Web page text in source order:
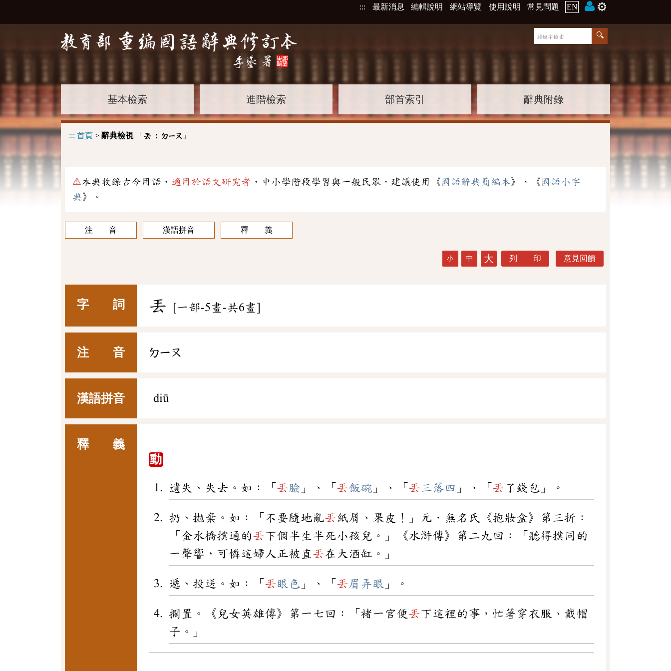
::: 最新消息 編輯說明 網站導覽 使用說明 常見問題 EN ⚙️
基本檢索 進階檢索 部首索引 辭典附錄
::: 首頁 > 辭典檢視「 丟 : ㄉㄧㄡ 」
⚠本典收錄古今用語， 適用於語文研究者 ，中小學階段學習與一般民眾，建議使用《 國語辭典簡編本》、《 國語小字
典》。
注 音 漢語拼音 釋 義
小 中 大 列 印 意見回饋
字 詞 丟 [一部-5畫-共6畫]
注 音 ㄉㄧㄡ
漢語拼音 diū
釋 義
動
遺失、失去。如：「 丟臉 」、「 丟飯碗 」、「 丟 三落四 」、「 丟 了錢包」。
扔、拋棄。如：「不要隨地亂丟紙屑、果皮！」元．無名氏《抱妝盒》第三折：
「金水橋撲通的丟下個半生半死小孩兒。」《水滸傳》第二九回：「聽得撲同的
一聲響，可憐這婦人正被直 丟在大酒缸。」
遞、投送。如：「 丟眼色 」、「 丟眉弄眼 」。
擱置。《兒女英雄傳》第一七回：「褚一官便丟下這裡的事，忙著穿衣服、戴帽
子。」